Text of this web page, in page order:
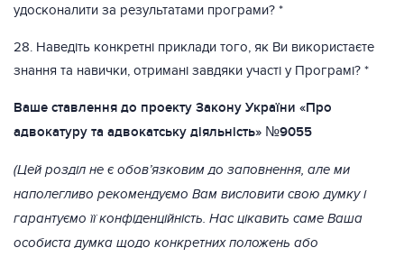
удосконалити за результатами програми? *
28. Наведіть конкретні приклади того, як Ви використаєте
знання та навички, отримані завдяки участі у Програмі? *
Ваше ставлення до проекту Закону України «Про
адвокатуру та адвокатську діяльність» №9055
(Цей розділ не є обов’язковим до заповнення, але ми
наполегливо рекомендуємо Вам висловити свою думку і
гарантуємо її конфіденційність. Нас цікавить саме Ваша
особиста думка щодо конкретних положень або